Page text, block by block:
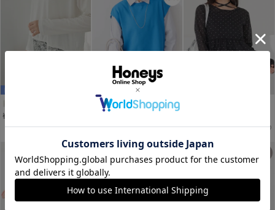
裾レースＴシャツ
￥2,280 税込 ￥3,980 税込 ￥2,280 税込